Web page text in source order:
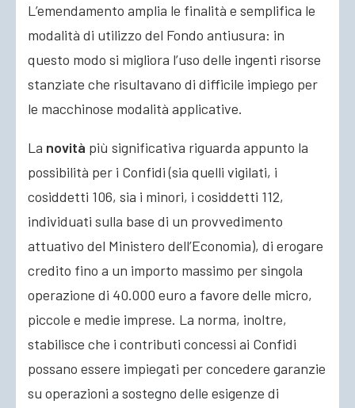
L’emendamento amplia le finalità e semplifica le
modalità di utilizzo del Fondo antiusura: in
questo modo si migliora l’uso delle ingenti risorse
stanziate che risultavano di difficile impiego per
le macchinose modalità applicative.
La novità più significativa riguarda appunto la
possibilità per i Confidi (sia quelli vigilati, i
cosiddetti 106, sia i minori, i cosiddetti 112,
individuati sulla base di un provvedimento
attuativo del Ministero dell’Economia), di erogare
credito fino a un importo massimo per singola
operazione di 40.000 euro a favore delle micro,
piccole e medie imprese. La norma, inoltre,
stabilisce che i contributi concessi ai Confidi
possano essere impiegati per concedere garanzie
su operazioni a sostegno delle esigenze di